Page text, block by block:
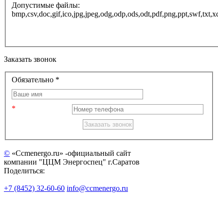
Допустимые файлы:
Заказать звонок
Обязательно *
© «Ccmenergo.ru» -официальный сайт
компании "ЦЦМ Энергоспец" г.Саратов
Поделиться:
+7 (8452) 32-60-60 info@ccmenergo.ru